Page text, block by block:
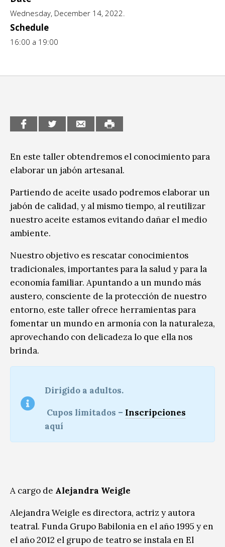
CCE en el interior/libros
Exposiciones
Formación
Medio Ambiente
Música
Sin categoría
Wednesday, December 14, 2022.
Schedule
16:00 a 19:00
En este taller obtendremos el conocimiento para
elaborar un jabón artesanal.
Partiendo de aceite usado podremos elaborar un
jabón de calidad, y al mismo tiempo, al reutilizar
nuestro aceite estamos evitando dañar el medio
ambiente.
Nuestro objetivo es rescatar conocimientos
tradicionales, importantes para la salud y para la
economía familiar. Apuntando a un mundo más
austero, consciente de la protección de nuestro
entorno, este taller ofrece herramientas para
fomentar un mundo en armonía con la naturaleza,
aprovechando con delicadeza lo que ella nos
brinda.
Dirigido a adultos.
Cupos limitados – Inscripciones
aquí
A cargo de Alejandra Weigle
Alejandra Weigle es directora, actriz y autora
teatral. Funda Grupo Babilonia en el año 1995 y en
el año 2012 el grupo de teatro se instala en El